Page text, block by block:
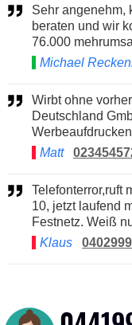
Sehr angenehm, konnten uns sehr gut beim Marketing
beraten und wir
76.000
Michael
Wirbt ohne vorherige Zustimmung für eine MBE
Deutschland
Matt
Telefonterror,ruft mehrmal an,Handy Nummer gesperrt ca
10, jetzt laufend
Festnetz. Weiß
Klaus